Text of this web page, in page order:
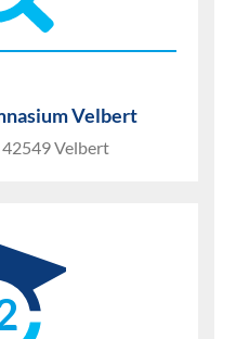
Velbert
Velbert